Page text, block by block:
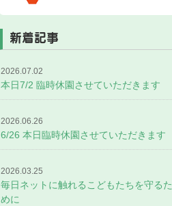
新着記事
2026.07.02
本日7/2 臨時休園させていただきます
2026.06.26
6/26 本日臨時休園させていただきます
2026.03.25
毎日ネットに触れるこどもたちを守るた
めに